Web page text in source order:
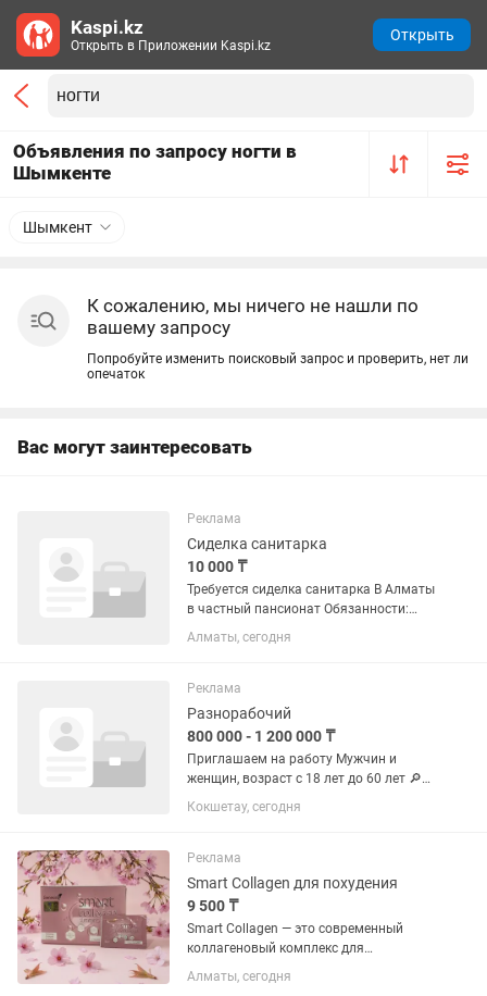
Объявления по запросу ногти в
Шымкенте
Шымкент
К сожалению, мы ничего не нашли по
вашему запросу
Попробуйте изменить поисковый запрос и проверить, нет ли
опечаток
Вас могут заинтересовать
Реклама
Сиделка санитарка
10 000 ₸
Требуется сиделка санитарка В Алматы
в частный пансионат Обязанности:
закрепляется 10 постояльцев,
пожилых людей: купание по графику,
памперсов, подмывание,...
Алматы, сегодня
Реклама
Разнорабочий
800 000 - 1 200 000 ₸
Приглашаем на работу Мужчин и
женщин, возраст с 18 лет до 60 лет 🔎
ВАКАНСИЯ: Работник теплицы по
выращиванию помидоров 🟢 Основные
в теплице (растения на уровне...
Кокшетау, сегодня
Реклама
Smart Collagen для похудения
9 500 ₸
Smart Collagen — это современный
коллагеновый комплекс для
поддержания красоты и здоровья.
Формула содержит гидролизованный
Алматы, сегодня
Kaspi.kz
Открыть в Приложении Kaspi.kz
Открыть